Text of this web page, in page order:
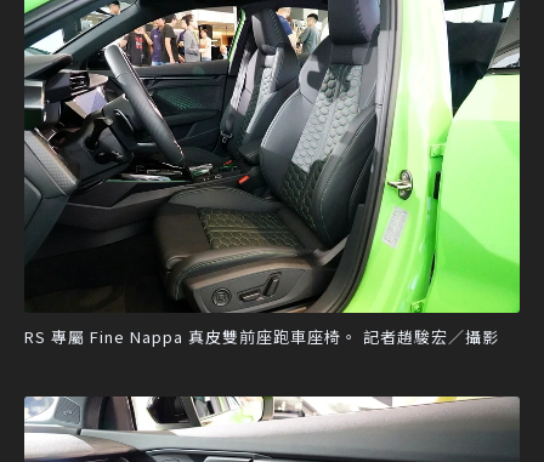
RS 專屬 Fine Nappa 真皮雙前座跑車座椅。 記者趙駿宏／攝影